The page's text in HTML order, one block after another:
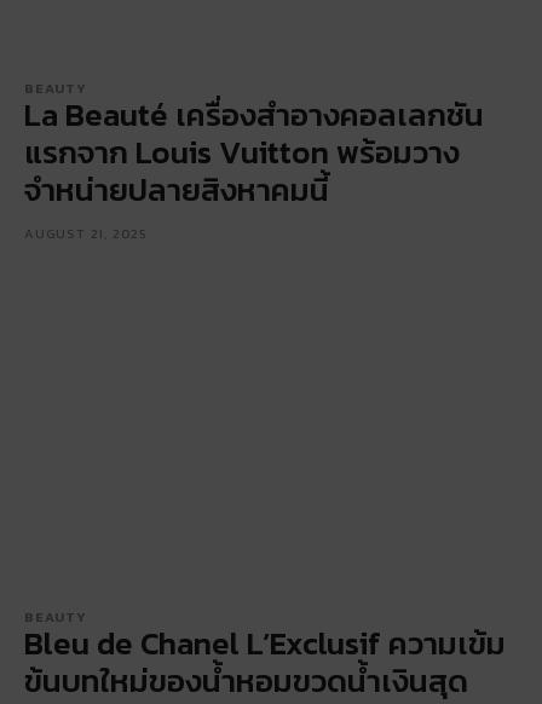
BEAUTY
La Beauté เครื่องสำอางคอลเลกชัน
แรกจาก Louis Vuitton พร้อมวาง
จำหน่ายปลายสิงหาคมนี้
AUGUST 21, 2025
BEAUTY
Bleu de Chanel L’Exclusif ความเข้ม
ข้นบทใหม่ของน้ำหอมขวดน้ำเงินสุด